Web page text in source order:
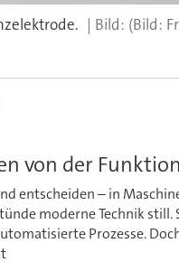
(Bild:
von der
entscheiden – in
moderne Technik
Prozesse.